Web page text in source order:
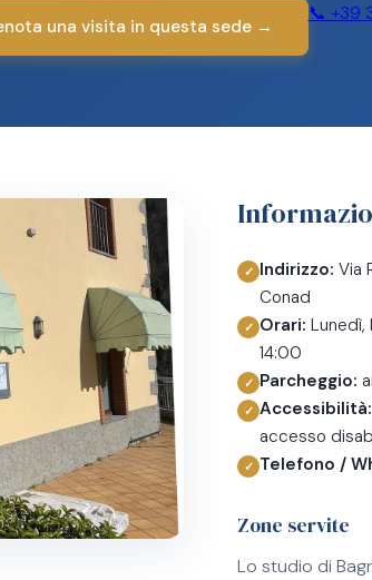
una visita in questa sede →
📞 +39
Indirizzo: Via
Conad
Orari: Lunedì,
14:00
Parcheggio:
Accessibilità:
accesso
Telefono /
Zone servite
Lo studio di